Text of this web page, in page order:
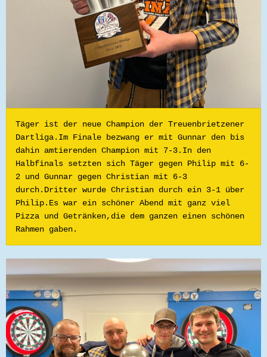
Täger ist der neue Champion der Treuenbrietzener
Dartliga.Im Finale bezwang er mit Gunnar den bis
dahin amtierenden Champion mit 7-3.In den
Halbfinals setzten sich Täger gegen Philip mit 6-
2 und Gunnar gegen Christian mit 6-3
durch.Dritter wurde Christian durch ein 3-1 über
Philip.Es war ein schöner Abend mit ganz viel
Pizza und Getränken,die dem ganzen einen schönen
Rahmen gaben.